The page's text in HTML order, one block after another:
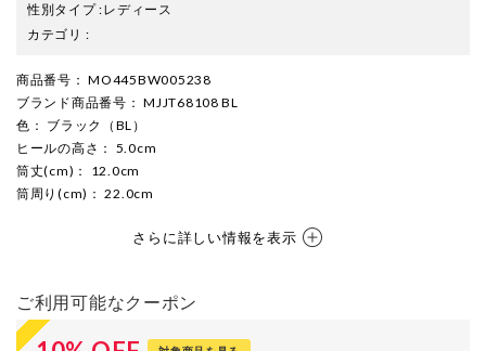
性別タイプ:レディース
カテゴリ :
商品番号 ： MO445BW005238
ブランド商品番号 ： MJJT68108 BL
色 ： ブラック（BL）
ヒールの高さ ： 5.0cm
筒丈(cm) ： 12.0cm
筒周り(cm) ： 22.0cm
さらに詳しい情報を表示
ご利用可能なクーポン